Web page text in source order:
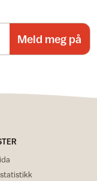
Meld meg på